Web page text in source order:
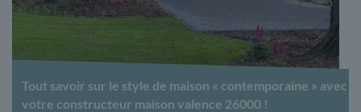
Tout savoir sur le style de maison « contemporaine » avec
votre constructeur maison valence 26000 !